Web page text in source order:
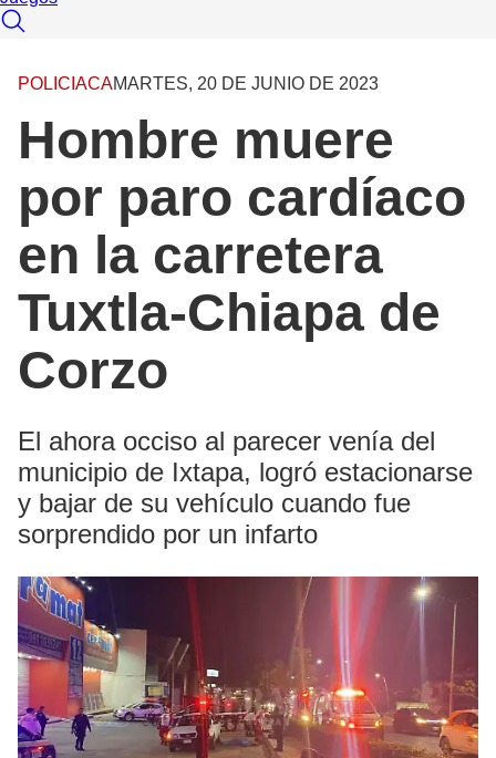
POLICIACAMARTES, 20 DE JUNIO DE 2023
Hombre muere
por paro cardíaco
en la carretera
Tuxtla-Chiapa de
Corzo
El ahora occiso al parecer venía del
municipio de Ixtapa, logró estacionarse
y bajar de su vehículo cuando fue
sorprendido por un infarto